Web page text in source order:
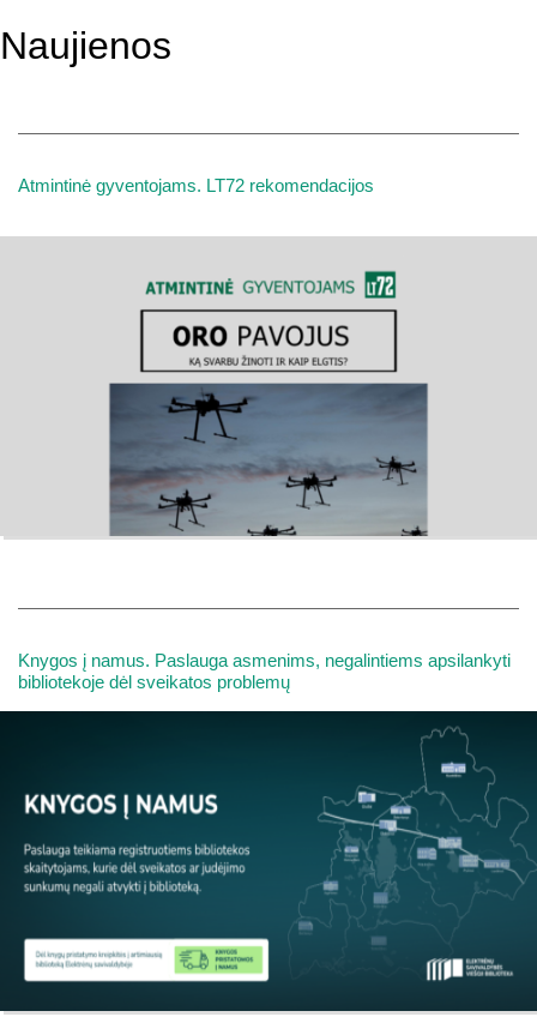
Naujienos
Atmintinė gyventojams. LT72 rekomendacijos
Knygos į namus. Paslauga asmenims, negalintiems apsilankyti
bibliotekoje dėl sveikatos problemų